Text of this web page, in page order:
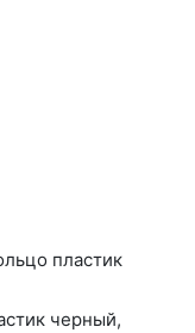
пластик
черный,